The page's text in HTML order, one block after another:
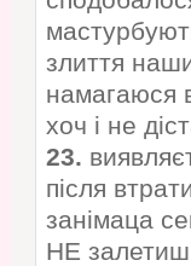
злиття
намагаюся
хоч і не
23.
після
занімаца
НЕ